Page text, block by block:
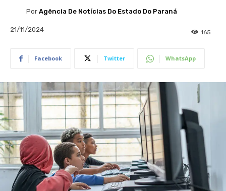
Por Agência De Notícias Do Estado Do Paraná
21/11/2024 165
Facebook Twitter WhatsApp